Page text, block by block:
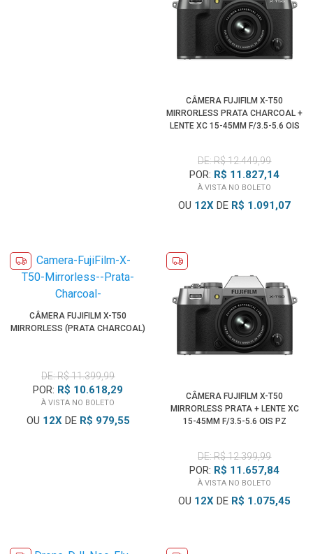
CÂMERA FUJIFILM X-T50
MIRRORLESS PRATA CHARCOAL +
LENTE XC 15-45MM F/3.5-5.6 OIS
DE: R$ 12.449,99
POR: R$ 11.827,14
À VISTA NO BOLETO
OU 12X DE R$ 1.091,07
CÂMERA FUJIFILM X-T50
MIRRORLESS (PRATA CHARCOAL)
DE: R$ 11.399,99
POR: R$ 10.618,29
À VISTA NO BOLETO
OU 12XDE R$ 979,55
CÂMERA FUJIFILM X-T50
MIRRORLESS PRATA + LENTE XC
15-45MM F/3.5-5.6 OIS PZ
DE: R$ 12.399,99
POR: R$ 11.657,84
À VISTA NO BOLETO
OU 12X DE R$ 1.075,45